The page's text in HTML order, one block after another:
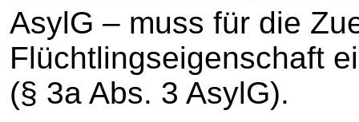
AsylG – muss für die
Flüchtlingseigenschaft
(§ 3a Abs. 3 AsylG).